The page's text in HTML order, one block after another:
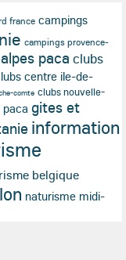
france campings
campings provence-
paca clubs
centre ile-de-
comte clubs nouvelle-
gites et
information
belgique
naturisme midi-